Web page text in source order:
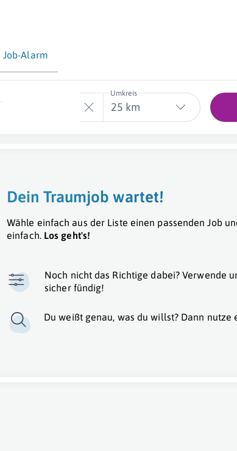
Job-Alarm
Umkreis
25 km
Dein Traumjob wartet!
Wähle einfach aus der Liste einen passenden Job
einfach. Los geht's!
Noch nicht das Richtige dabei? Verwende
sicher fündig!
Du weißt genau, was du willst? Dann nutze